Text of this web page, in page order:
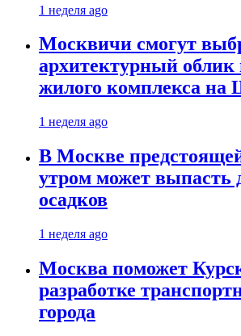
1 неделя ago
Москвичи смогут
архитектурный облик
жилого комплекса на
1 неделя ago
В Москве
утром может выпасть
осадков
1 неделя ago
Москва поможет
разработке
города